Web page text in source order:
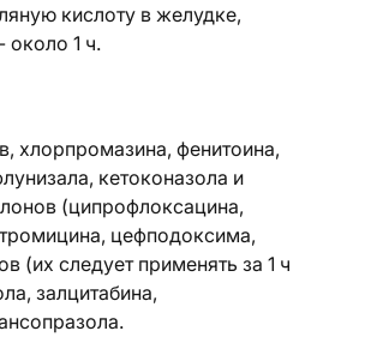
кислоту в желудке,
около 1 ч.
хлорпромазина, фенитоина,
кетоконазола и
(ципрофлоксацина,
цефподоксима,
(их следует применять за 1 ч
залцитабина,